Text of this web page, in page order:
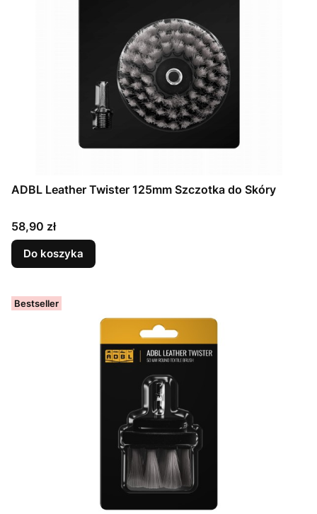
ADBL Leather Twister 125mm Szczotka do Skóry
Cena
58,90 zł
Do koszyka
Bestseller